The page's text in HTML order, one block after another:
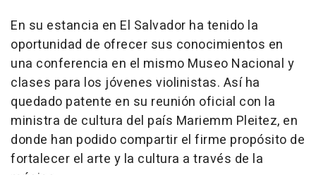
En su estancia en El Salvador ha tenido la
oportunidad de ofrecer sus conocimientos en
una conferencia en el mismo Museo Nacional y
clases para los jóvenes violinistas. Así ha
quedado patente en su reunión oficial con la
ministra de cultura del país Mariemm Pleitez, en
donde han podido compartir el firme propósito de
fortalecer el arte y la cultura a través de la